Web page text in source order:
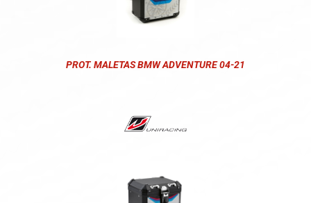
PROT. MALETAS BMW ADVENTURE 04-21